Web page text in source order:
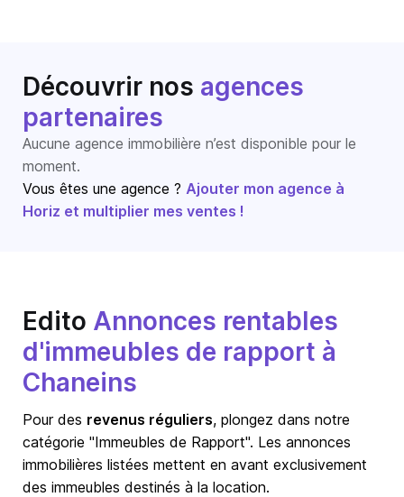
Découvrir nos agences
partenaires
Aucune agence immobilière n’est disponible pour le
moment.
Vous êtes une agence ? Ajouter mon agence à
Horiz et multiplier mes ventes !
Edito Annonces rentables
d'immeubles de rapport à
Chaneins
Pour des revenus réguliers, plongez dans notre
catégorie "Immeubles de Rapport". Les annonces
immobilières listées mettent en avant exclusivement
des immeubles destinés à la location.